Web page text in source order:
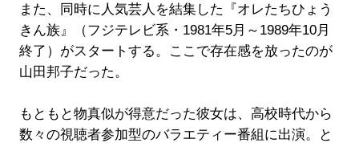
また、同時に人気芸人を結集した『オレたちひょう
きん族』（フジテレビ系・1981年5月～1989年10月
終了）がスタートする。ここで存在感を放ったのが
山田邦子だった。
もともと物真似が得意だった彼女は、高校時代から
数々の視聴者参加型のバラエティー番組に出演。と